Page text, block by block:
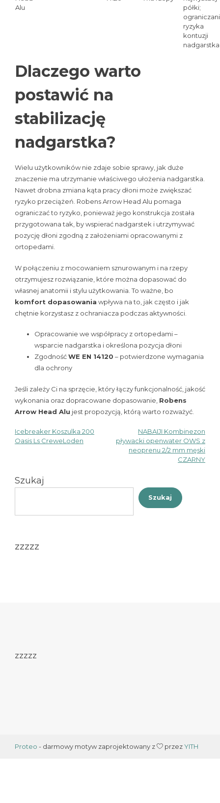
Alu
półki;
ryzyka
kontuzji
nadgarstka
Dlaczego warto
postawić na
stabilizację
nadgarstka?
Wielu użytkowników nie zdaje sobie sprawy, jak duże
znaczenie ma utrzymanie właściwego ułożenia nadgarstka.
Nawet drobna zmiana kąta pracy dłoni może zwiększać
ryzyko przeciążeń. Robens Arrow Head Alu pomaga
ograniczać to ryzyko, ponieważ jego konstrukcja została
przygotowana tak, by wspierać nadgarstek i utrzymywać
pozycję dłoni zgodną z założeniami opracowanymi z
ortopedami.
W połączeniu z mocowaniem sznurowanym i na rzepy
otrzymujesz rozwiązanie, które można dopasować do
własnej anatomii i stylu użytkowania. To ważne, bo
komfort dopasowania wpływa na to, jak często i jak
chętnie korzystasz z ochraniacza podczas aktywności.
Opracowanie we współpracy z ortopedami –
wsparcie nadgarstka i określona pozycja dłoni
ZgodnośćWE EN 14120 – potwierdzone wymagania
dla ochrony
Jeśli zależy Ci na sprzęcie, który łączy funkcjonalność, jakość
wykonania oraz dopracowane dopasowanie, Robens
Arrow Head Alu jest propozycją, którą warto rozważyć.
Nawigacja
Icebreaker Koszulka 200
Oasis Ls CreweLoden
NABAIJI Kombinezon
pływacki openwater OWS z
neoprenu 2/2 mm męski
CZARNY
Szukaj
Szukaj
zzzzz
zzzzz
Proteo - darmowy motyw zaprojektowany z przezYITH